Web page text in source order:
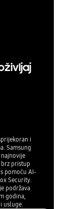
i
Samsung
brz pristup
pomoću AI-
Security.
podržava
godina,
usluge.